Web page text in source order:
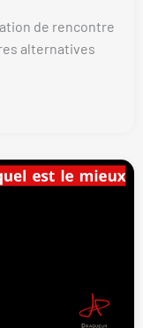
de rencontre
alternatives